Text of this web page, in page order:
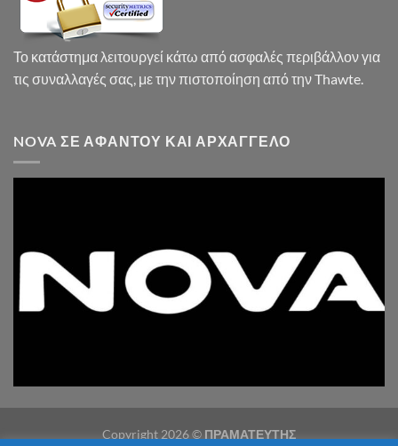
Το κατάστημα λειτουργεί κάτω από ασφαλές περιβάλλον για
τις συναλλαγές σας, με την πιστοποίηση από την Thawte.
NOVA ΣΕ ΑΦΆΝΤΟΥ ΚΑΙ ΑΡΧΆΓΓΕΛΟ
Copyright 2026 © ΠΡΑΜΑΤΕΥΤΗΣ